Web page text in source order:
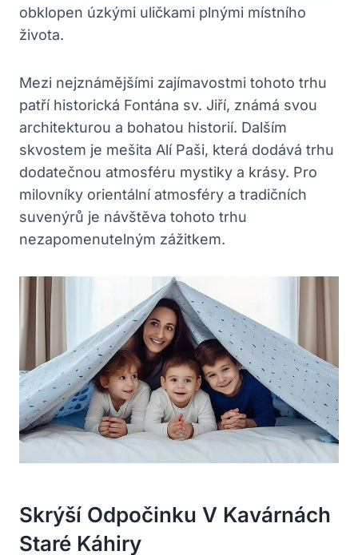
obklopen úzkými uličkami plnými místního
života.
Mezi nejznámějšími zajímavostmi tohoto trhu
patří historická Fontána sv. Jiří, známá svou
architekturou a bohatou historií. Dalším
skvostem je mešita Alí Paši, která dodává trhu
dodatečnou atmosféru mystiky a krásy. Pro
milovníky orientální atmosféry a tradičních
suvenýrů je návštěva tohoto trhu
nezapomenutelným zážitkem.
Skrýší Odpočinku V Kavárnách
Staré Káhiry